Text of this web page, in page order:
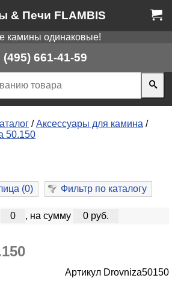
& Печи FLAMBIS
камины одинаковые!
(495) 661-41-59
/Аксессуары для камина /
50.150
(0) Фильтр по каталогу
0 , на сумму 0 руб.
Артикул Drovniza50150